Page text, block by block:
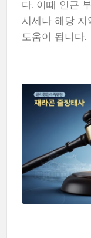
다. 이때 인근
시세나 해당
도움이 됩니다.